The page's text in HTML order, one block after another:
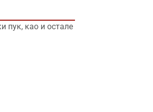
пук, као и остале